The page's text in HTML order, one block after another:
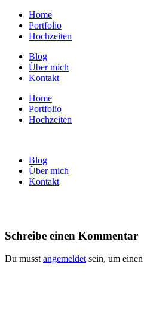
Home
Portfolio
Hochzeiten
Blog
Über mich
Kontakt
Home
Portfolio
Hochzeiten
Blog
Über mich
Kontakt
Schreibe einen Kommentar
Du musstangemeldetsein, um